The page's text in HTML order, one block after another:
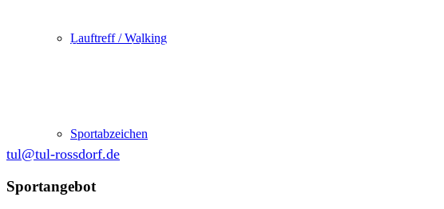
Lauftreff / Walking
Sportabzeichen
Abteilung Turnen und Leichtathletik
tul@tul-rossdorf.de
Sportangebot